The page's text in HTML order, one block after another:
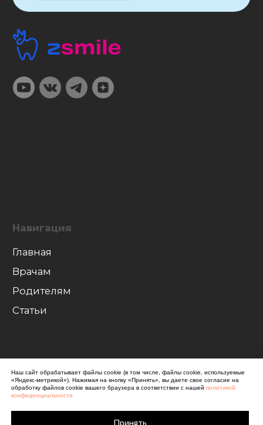
Наш сайт обрабатывает файлы cookie (в том числе, файлы cookie, используемые
«Яндекс-метрикой»). Нажимая на кнопку «Принять», вы даете свое согласие на
обработку файлов cookie вашего браузера в соответствии с нашей политикой
конфиденциальности
Принять